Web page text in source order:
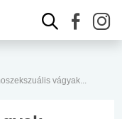
vágyak...